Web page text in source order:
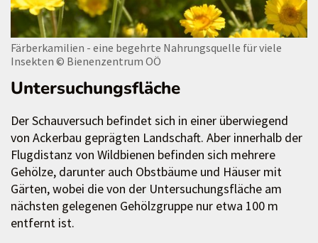
Färberkamilien - eine begehrte Nahrungsquelle für viele
Insekten © Bienenzentrum OÖ
Untersuchungsfläche
Der Schauversuch befindet sich in einer überwiegend
von Ackerbau geprägten Landschaft. Aber innerhalb der
Flugdistanz von Wildbienen befinden sich mehrere
Gehölze, darunter auch Obstbäume und Häuser mit
Gärten, wobei die von der Untersuchungsfläche am
nächsten gelegenen Gehölzgruppe nur etwa 100 m
entfernt ist.